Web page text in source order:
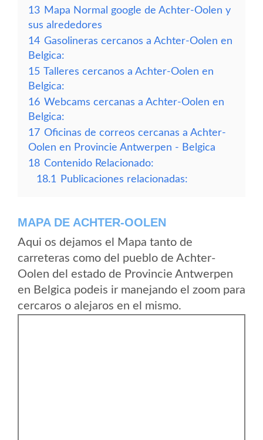
13 Mapa Normal google de Achter-Oolen y
sus alrededores
14 Gasolineras cercanos a Achter-Oolen en
Belgica:
15 Talleres cercanos a Achter-Oolen en
Belgica:
16 Webcams cercanas a Achter-Oolen en
Belgica:
17 Oficinas de correos cercanas a Achter-
Oolen en Provincie Antwerpen - Belgica
18 Contenido Relacionado:
18.1
Publicaciones relacionadas:
MAPA DE ACHTER-OOLEN
Aqui os dejamos el Mapa tanto de
carreteras como del pueblo de Achter-
Oolen del estado de Provincie Antwerpen
en Belgica podeis ir manejando el zoom para
cercaros o alejaros en el mismo.